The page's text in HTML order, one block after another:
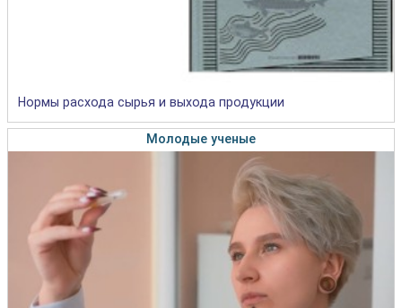
Нормы расхода сырья и выхода продукции
Молодые ученые